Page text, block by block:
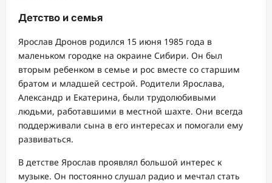
Детство и семья
Ярослав Дронов родился 15 июня 1985 года в
маленьком городке на окраине Сибири. Он был
вторым ребенком в семье и рос вместе со старшим
братом и младшей сестрой. Родители Ярослава,
Александр и Екатерина, были трудолюбивыми
людьми, работавшими в местной шахте. Они всегда
поддерживали сына в его интересах и помогали ему
развиваться.
В детстве Ярослав проявлял большой интерес к
музыке. Он постоянно слушал радио и мечтал стать